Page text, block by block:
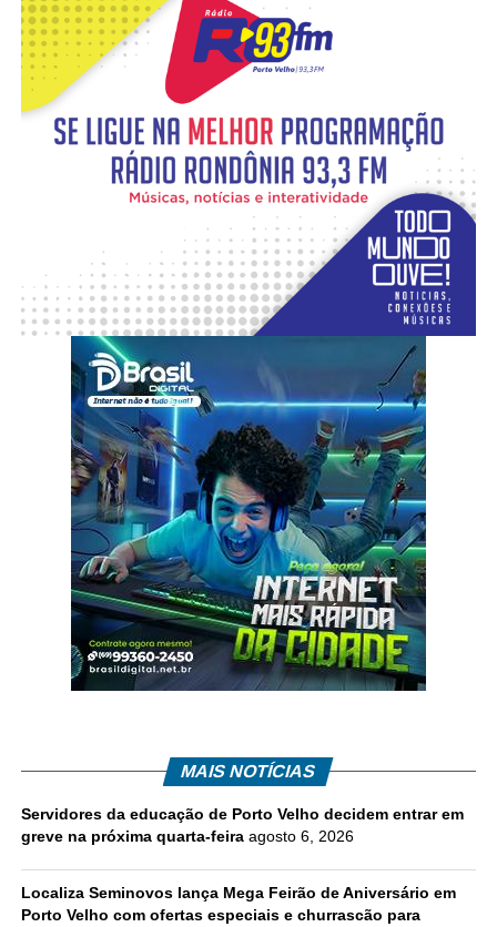
MAIS NOTÍCIAS
Servidores da educação de Porto Velho decidem entrar em
greve na próxima quarta-feira agosto 6, 2026
Localiza Seminovos lança Mega Feirão de Aniversário em
Porto Velho com ofertas especiais e churrascão para